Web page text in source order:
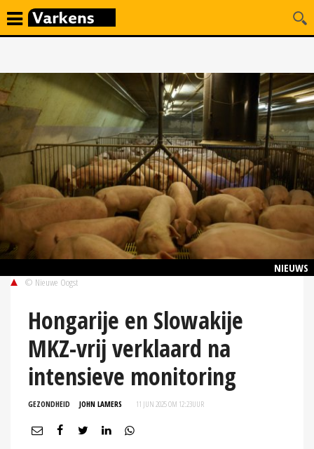
NIEUWS
© Nieuwe Oogst
Hongarije en Slowakije
MKZ-vrij verklaard na
intensieve monitoring
GEZONDHEID JOHN LAMERS 11 JUN 2025 OM 12:23UUR